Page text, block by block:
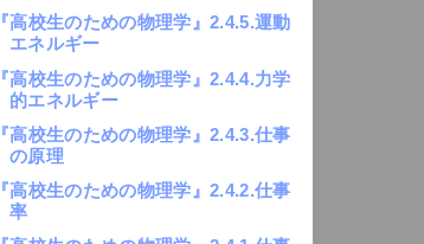
『高校生のための物理学』2.4.5.運動
エネルギー
『高校生のための物理学』2.4.4.力学
的エネルギー
『高校生のための物理学』2.4.3.仕事
の原理
『高校生のための物理学』2.4.2.仕事
率